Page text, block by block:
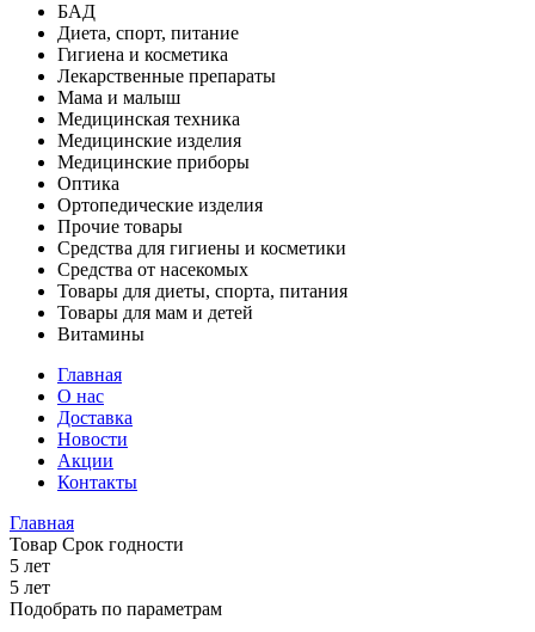
БАД
Диета, спорт, питание
Гигиена и косметика
Лекарственные препараты
Мама и малыш
Медицинская техника
Медицинские изделия
Медицинские приборы
Оптика
Ортопедические изделия
Прочие товары
Средства для гигиены и косметики
Средства от насекомых
Товары для диеты, спорта, питания
Товары для мам и детей
Витамины
Главная
О нас
Доставка
Новости
Акции
Контакты
Главная
Товар Срок годности
5 лет
5 лет
Подобрать по параметрам